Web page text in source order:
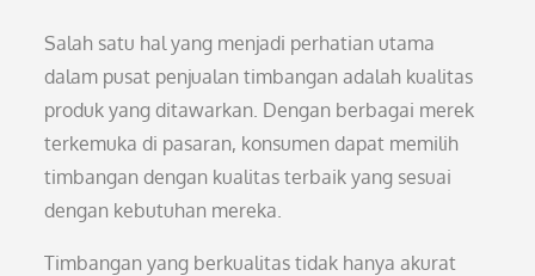
Salah satu hal yang menjadi perhatian utama
dalam pusat penjualan timbangan adalah kualitas
produk yang ditawarkan. Dengan berbagai merek
terkemuka di pasaran, konsumen dapat memilih
timbangan dengan kualitas terbaik yang sesuai
dengan kebutuhan mereka.
Timbangan yang berkualitas tidak hanya akurat